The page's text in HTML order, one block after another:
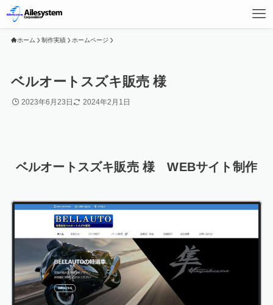
ホーム 制作実績 ホームページ
ベルオートスズキ販売 様
2023年6月23日 2024年2月1日
ベルオートスズキ販売 様 WEBサイト制作